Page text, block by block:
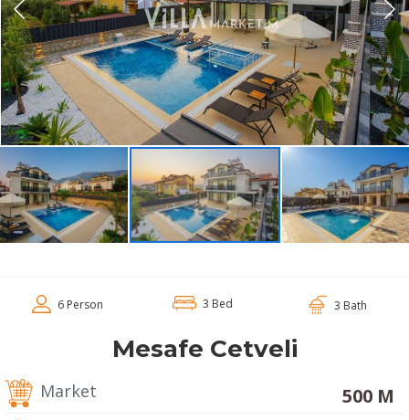
6 Person 3 Bed 3 Bath
Mesafe Cetveli
Market 500 M